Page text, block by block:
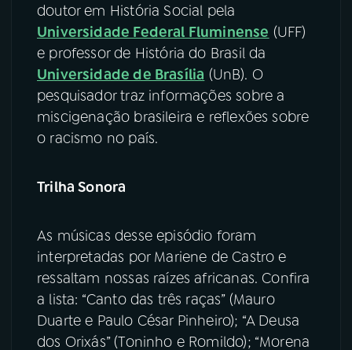
doutor em História Social pela
Universidade Federal Fluminense (UFF)
e professor de História do Brasil da
Universidade de Brasília (UnB). O
pesquisador traz informações sobre a
miscigenação brasileira e reflexões sobre
o racismo no país.
Trilha Sonora
As músicas desse episódio foram
interpretadas por Mariene de Castro e
ressaltam nossas raízes africanas. Confira
a lista: “Canto das três raças” (Mauro
Duarte e Paulo César Pinheiro); “A Deusa
dos Orixás” (Toninho e Romildo); “Morena